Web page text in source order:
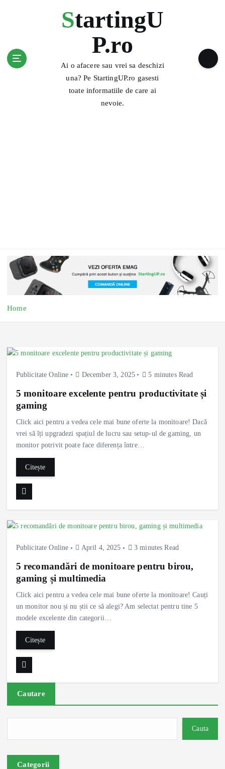
StartingU
P.ro
Ai o afacere sau vrei sa deschizi
una? Pe StartingUP.ro gasesti
toate informatiile de care ai
nevoie.
Home
Publicitate Online December 3, 2025 5 minutes Read
5 monitoare excelente pentru productivitate și
gaming
Click aici pentru a vedea cele mai bune oferte la monitoare! Dacă
vrei să îți upgradezi spațiul de lucru sau setup-ul de gaming, un
monitor potrivit poate face diferența între…
Citește
Publicitate Online April 4, 2025 3 minutes Read
5 recomandări de monitoare pentru birou,
gaming și multimedia
Click aici pentru a vedea cele mai bune oferte la monitoare! Cauți
un monitor nou și nu știi ce să alegi? Am selectat pentru tine 5
modele excelente din categorii…
Citește
Cautare
Cauta
Categorii